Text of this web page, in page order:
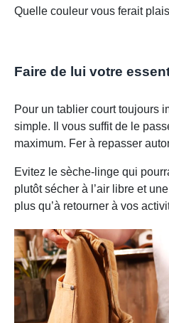
Quelle couleur vous ferait
Faire de lui votre
Pour un tablier court toujours
simple. Il vous suffit de le
maximum. Fer à repasser
Evitez le sèche-linge qui
plutôt sécher à l’air libre et
plus qu’à retourner à vos